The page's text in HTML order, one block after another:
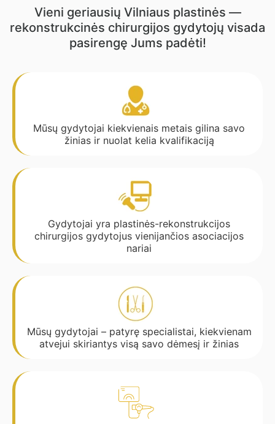
Vieni geriausių Vilniaus plastinės —
rekonstrukcinės chirurgijos gydytojų visada
pasirengę Jums padėti!
Mūsų gydytojai kiekvienais metais gilina savo
žinias ir nuolat kelia kvalifikaciją
Gydytojai yra plastinės-rekonstrukcijos
chirurgijos gydytojus vienijančios asociacijos
nariai
Mūsų gydytojai – patyrę specialistai, kiekvienam
atvejui skiriantys visą savo dėmesį ir žinias